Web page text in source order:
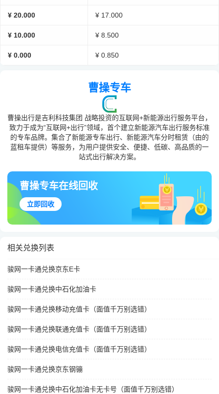
¥ 20.000 ¥ 17.000
¥ 10.000 ¥ 8.500
¥ 0.000 ¥ 0.850
曹操专车
曹操出行是吉利科技集团 战略投资的互联网+新能源出行服务平台，
致力于成为“互联网+出行”领域，首个建立新能源汽车出行服务标准
的专车品牌。集合了新能源专车出行、新能源汽车分时租赁（由的
蓝租车提供）等服务，为用户提供安全、便捷、低碳、高品质的一
站式出行解决方案。
曹操专车在线回收
立即回收
相关兑换列表
骏网一卡通兑换京东E卡
骏网一卡通兑换中石化加油卡
骏网一卡通兑换移动充值卡（面值千万别选错）
骏网一卡通兑换联通充值卡（面值千万别选错）
骏网一卡通兑换电信充值卡（面值千万别选错）
骏网一卡通兑换京东钢镚
骏网一卡通兑换中石化加油卡无卡号（面值千万别选错）